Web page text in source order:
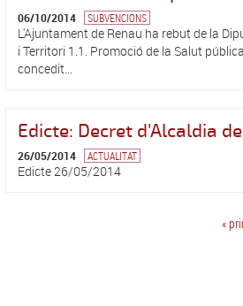
06/10/2014 SUBVENCIONS
L'Ajuntament de Renau ha rebut de la
i Territori 1.1. Promoció de la Salut
concedit...
Edicte: Decret d'Alcaldia
26/05/2014 ACTUALITAT
Edicte 26/05/2014
«